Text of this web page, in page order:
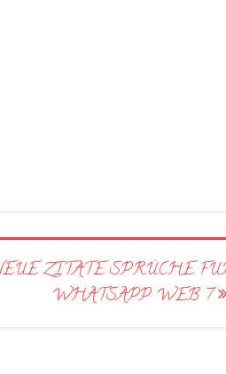
ZITATE SPRÜCHE
WHATSAPP WEB 7